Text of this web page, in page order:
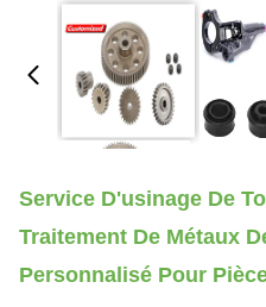
Service D'usinage De
Traitement De Métaux
Personnalisé Pour